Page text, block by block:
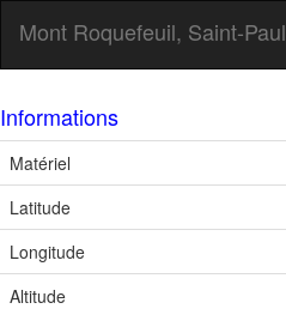
Mont Roquefeuil, Saint-Paul
Informations
Matériel
Latitude
Longitude
Altitude